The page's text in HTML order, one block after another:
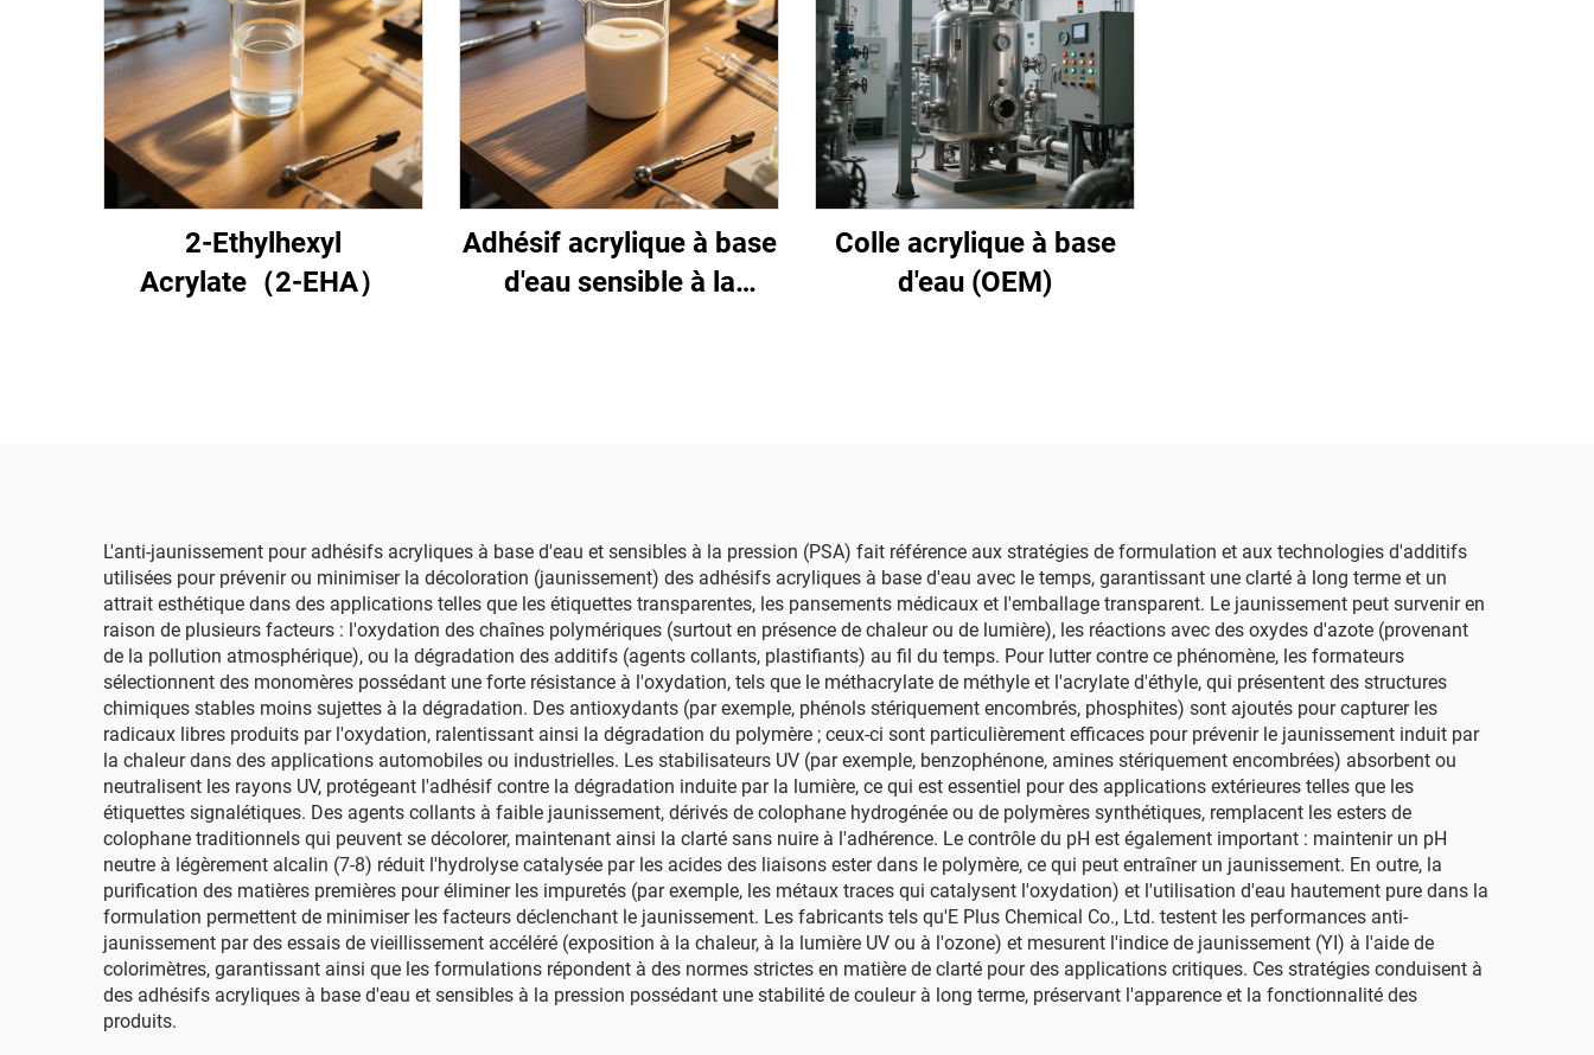
2-Ethylhexyl
Acrylate（2-EHA）
Adhésif acrylique à base
d'eau sensible à la
Colle acrylique à base
d'eau (OEM)
L'anti-jaunissement pour adhésifs acryliques à base d'eau et sensibles à la pression (PSA) fait référence aux stratégies de formulation et aux technologies d'additifs
utilisées pour prévenir ou minimiser la décoloration (jaunissement) des adhésifs acryliques à base d'eau avec le temps, garantissant une clarté à long terme et un
attrait esthétique dans des applications telles que les étiquettes transparentes, les pansements médicaux et l'emballage transparent. Le jaunissement peut survenir en
raison de plusieurs facteurs : l'oxydation des chaînes polymériques (surtout en présence de chaleur ou de lumière), les réactions avec des oxydes d'azote (provenant
de la pollution atmosphérique), ou la dégradation des additifs (agents collants, plastifiants) au fil du temps. Pour lutter contre ce phénomène, les formateurs
sélectionnent des monomères possédant une forte résistance à l'oxydation, tels que le méthacrylate de méthyle et l'acrylate d'éthyle, qui présentent des structures
chimiques stables moins sujettes à la dégradation. Des antioxydants (par exemple, phénols stériquement encombrés, phosphites) sont ajoutés pour capturer les
radicaux libres produits par l'oxydation, ralentissant ainsi la dégradation du polymère ; ceux-ci sont particulièrement efficaces pour prévenir le jaunissement induit par
la chaleur dans des applications automobiles ou industrielles. Les stabilisateurs UV (par exemple, benzophénone, amines stériquement encombrées) absorbent ou
neutralisent les rayons UV, protégeant l'adhésif contre la dégradation induite par la lumière, ce qui est essentiel pour des applications extérieures telles que les
étiquettes signalétiques. Des agents collants à faible jaunissement, dérivés de colophane hydrogénée ou de polymères synthétiques, remplacent les esters de
colophane traditionnels qui peuvent se décolorer, maintenant ainsi la clarté sans nuire à l'adhérence. Le contrôle du pH est également important : maintenir un pH
neutre à légèrement alcalin (7-8) réduit l'hydrolyse catalysée par les acides des liaisons ester dans le polymère, ce qui peut entraîner un jaunissement. En outre, la
purification des matières premières pour éliminer les impuretés (par exemple, les métaux traces qui catalysent l'oxydation) et l'utilisation d'eau hautement pure dans la
formulation permettent de minimiser les facteurs déclenchant le jaunissement. Les fabricants tels qu'E Plus Chemical Co., Ltd. testent les performances anti-
jaunissement par des essais de vieillissement accéléré (exposition à la chaleur, à la lumière UV ou à l'ozone) et mesurent l'indice de jaunissement (YI) à l'aide de
colorimètres, garantissant ainsi que les formulations répondent à des normes strictes en matière de clarté pour des applications critiques. Ces stratégies conduisent à
des adhésifs acryliques à base d'eau et sensibles à la pression possédant une stabilité de couleur à long terme, préservant l'apparence et la fonctionnalité des
produits.